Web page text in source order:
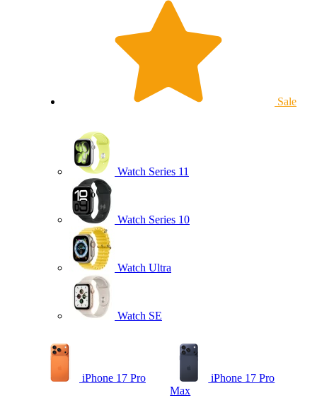
Sale
Watch Series 11
Watch Series 10
Watch Ultra
Watch SE
iPhone 17 Pro
iPhone 17 Pro
Max